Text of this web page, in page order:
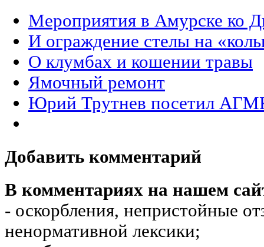
Мероприятия в Амурске ко
И ограждение стелы на
О клумбах и кошении травы
Ямочный ремонт
Юрий Трутнев посетил
Добавить комментарий
В комментариях на нашем
- оскорбления, непристойные
ненормативной лексики;